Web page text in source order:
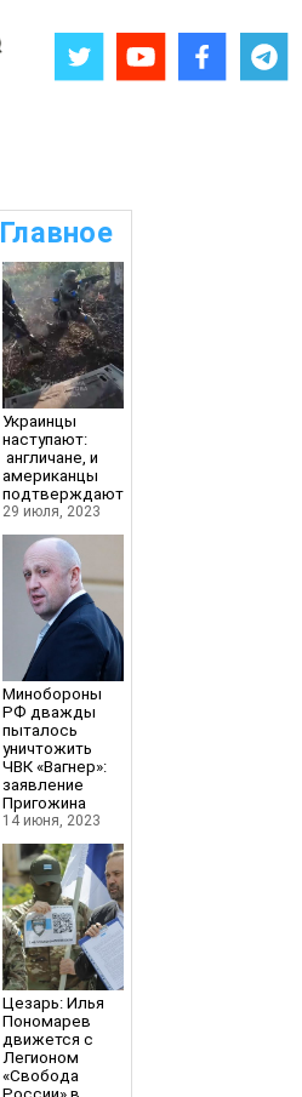
Главное
Украинцы
наступают:
англичане, и
американцы
подтверждают
29 июля, 2023
Минобороны
РФ дважды
пыталось
уничтожить
ЧВК «Вагнер»:
заявление
Пригожина
14 июня, 2023
Цезарь: Илья
Пономарев
движется с
Легионом
«Свобода